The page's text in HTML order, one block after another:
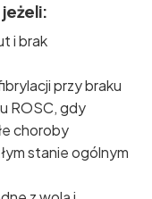
i brak
przy braku
ROSC, gdy
choroby
stanie ogólnym